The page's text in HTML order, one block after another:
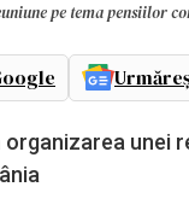
pe tema pensiilor